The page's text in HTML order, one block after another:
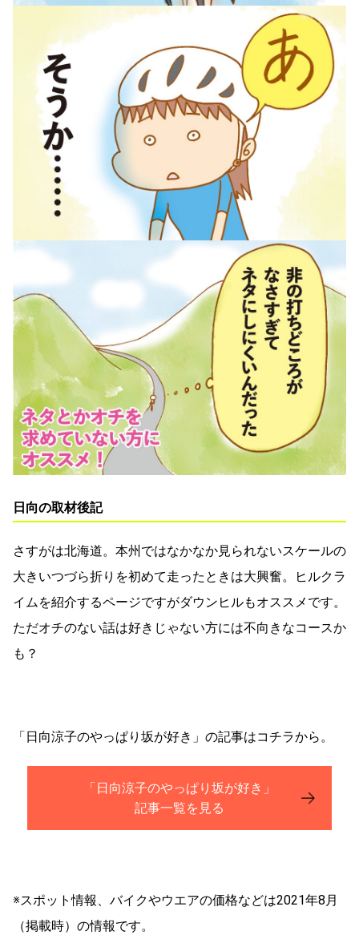
日向の取材後記
さすがは北海道。本州ではなかなか見られないスケールの
大きいつづら折りを初めて走ったときは大興奮。ヒルクラ
イムを紹介するページですがダウンヒルもオススメです。
ただオチのない話は好きじゃない方には不向きなコースか
も？
「日向涼子のやっぱり坂が好き」の記事はコチラから。
「日向涼子のやっぱり坂が好き」
記事一覧を見る
※スポット情報、バイクやウエアの価格などは2021年8月
（掲載時）の情報です。